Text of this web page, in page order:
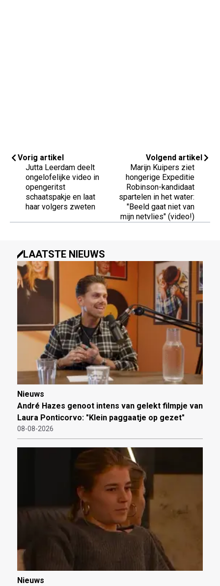
Vorig artikel
Jutta Leerdam deelt
ongelofelijke video in
opengeritst
schaatspakje en laat
haar volgers zweten
Volgend artikel
Marijn Kuipers ziet
hongerige Expeditie
Robinson-kandidaat
spartelen in het water:
"Beeld gaat niet van
mijn netvlies" (video!)
LAATSTE NIEUWS
Nieuws
André Hazes genoot intens van gelekt filmpje van
Laura Ponticorvo: "Klein paggaatje op gezet"
08-08-2026
Nieuws